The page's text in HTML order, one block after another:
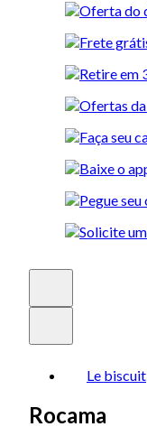
Le biscuit
Rocama